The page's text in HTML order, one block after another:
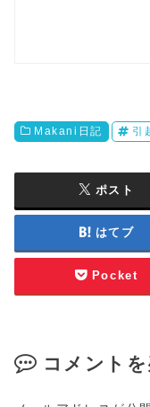
Makani日記 引
ポスト
はてブ
Pocket
コメント